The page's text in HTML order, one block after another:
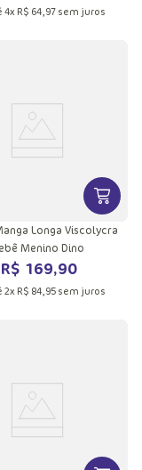
4x R$ 64, 97sem juros
DOVER
Longa Viscolycra
Menino Dino
R$ 169,90
2x R$ 84, 95sem juros